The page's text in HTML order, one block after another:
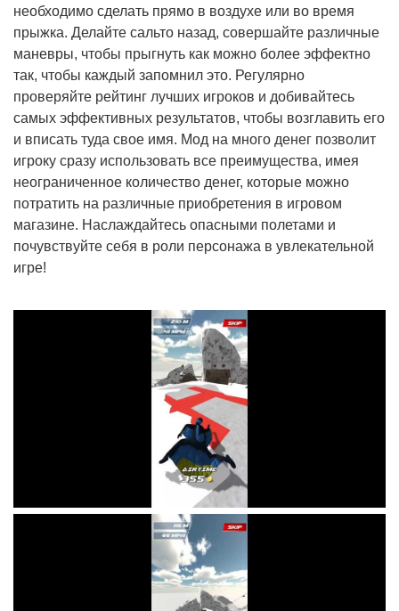
необходимо сделать прямо в воздухе или во время
прыжка. Делайте сальто назад, совершайте различные
маневры, чтобы прыгнуть как можно более эффектно
так, чтобы каждый запомнил это. Регулярно
проверяйте рейтинг лучших игроков и добивайтесь
самых эффективных результатов, чтобы возглавить его
и вписать туда свое имя. Мод на много денег позволит
игроку сразу использовать все преимущества, имея
неограниченное количество денег, которые можно
потратить на различные приобретения в игровом
магазине. Наслаждайтесь опасными полетами и
почувствуйте себя в роли персонажа в увлекательной
игре!